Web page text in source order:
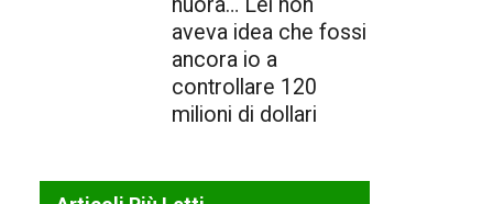
nuora… Lei non
aveva idea che fossi
ancora io a
controllare 120
milioni di dollari